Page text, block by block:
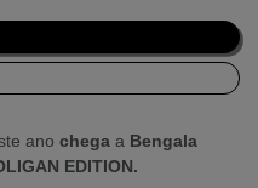
ano chega a Bengala
EDITION.